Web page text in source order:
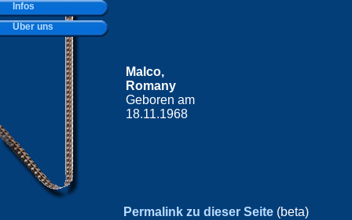
Malco,
Romany
Geboren am
18.11.1968
Permalink zu dieser Seite (beta)
Infos
Über uns